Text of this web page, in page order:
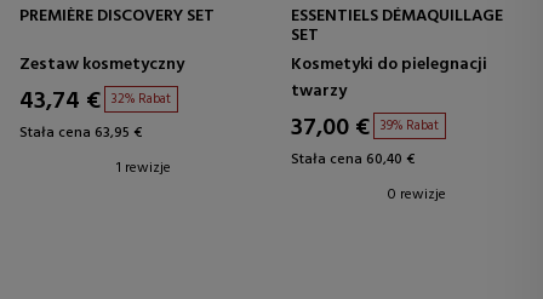
PREMIÈRE DISCOVERY SET
Zestaw kosmetyczny
43,74 € 32% Rabat
Stała cena 63,95 €
1 rewizje
ESSENTIELS DÉMAQUILLAGE
SET
Kosmetyki do pielegnacji
twarzy
37,00 € 39% Rabat
Stała cena 60,40 €
0 rewizje